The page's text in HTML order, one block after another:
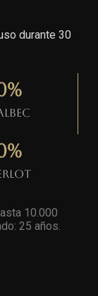
durante 30
%
%
10.000
25 años